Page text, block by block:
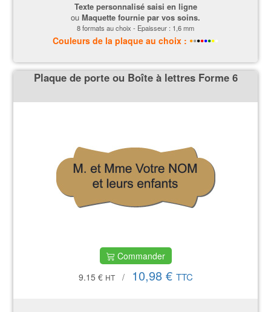
Texte personnalisé saisi en ligne
ou Maquette fournie par vos soins.
8 formats au choix - Epaisseur : 1,6 mm
Couleurs de la plaque au choix : •••••••
Plaque de porte ou Boîte à lettres Forme 6
Commander
9.15 € HT / 10,98 € TTC